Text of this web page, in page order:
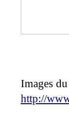
Images
http://